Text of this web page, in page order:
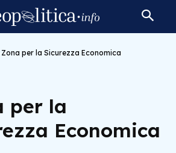
Zona per la Sicurezza Economica
per la
Economica